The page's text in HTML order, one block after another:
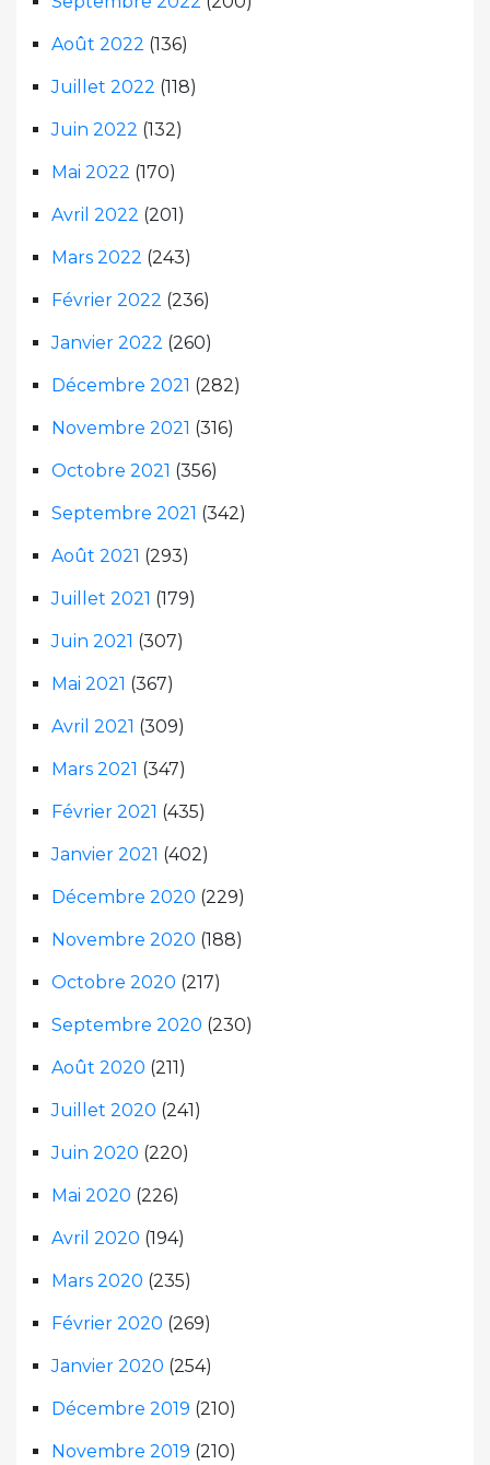
Août 2022 (136)
Juillet 2022 (118)
Juin 2022 (132)
Mai 2022 (170)
Avril 2022 (201)
Mars 2022 (243)
Février 2022 (236)
Janvier 2022 (260)
Décembre 2021 (282)
Novembre 2021 (316)
Octobre 2021 (356)
Septembre 2021 (342)
Août 2021 (293)
Juillet 2021 (179)
Juin 2021 (307)
Mai 2021 (367)
Avril 2021 (309)
Mars 2021 (347)
Février 2021 (435)
Janvier 2021 (402)
Décembre 2020 (229)
Novembre 2020 (188)
Octobre 2020 (217)
Septembre 2020 (230)
Août 2020 (211)
Juillet 2020 (241)
Juin 2020 (220)
Mai 2020 (226)
Avril 2020 (194)
Mars 2020 (235)
Février 2020 (269)
Janvier 2020 (254)
Décembre 2019 (210)
Novembre 2019 (210)